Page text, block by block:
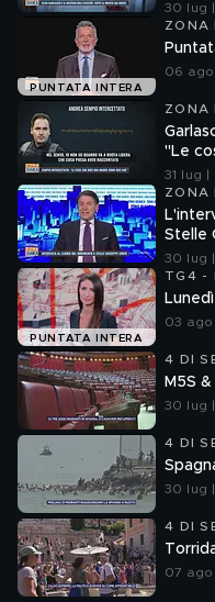
30 lug
PUNTATA INTERA
ZONA
06 ago
ZONA
"Le
sue"
31 lug |
ZONA
Stelle
30 lug
PUNTATA INTERA
TG4 -
03 ago
4 DI
30 lug
4 DI
30 lug
4 DI
07 ago